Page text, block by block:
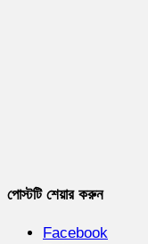
পোস্টটি শেয়ার করুন
Facebook